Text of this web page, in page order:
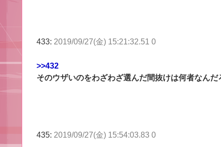
433: 2019/09/27(金) 15:21:32.51 0
>>432
そのウザいのをわざわざ選んだ間抜けは何者なんだ
435: 2019/09/27(金) 15:54:03.83 0